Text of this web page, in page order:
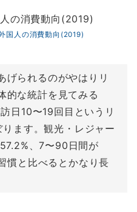
国人の消費動向(2019)
げられるのがやはりリ
的な統計を見てみる
日10〜19回目というリ
ます。観光・レジャー
、7〜90日間が
慣と比べるとかなり長